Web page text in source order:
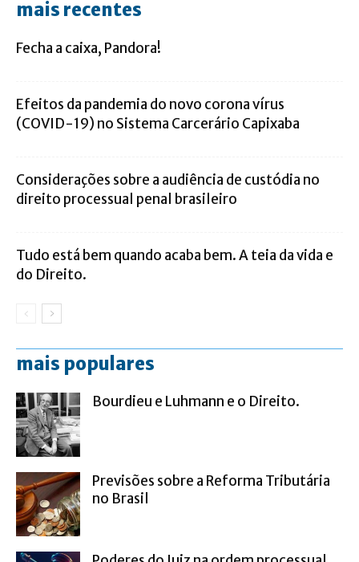
mais recentes
Fecha a caixa, Pandora!
Efeitos da pandemia do novo corona vírus
(COVID-19) no Sistema Carcerário Capixaba
Considerações sobre a audiência de custódia no
direito processual penal brasileiro
Tudo está bem quando acaba bem. A teia da vida e
do Direito.
mais populares
Bourdieu e Luhmann e o Direito.
Previsões sobre a Reforma Tributária
no Brasil